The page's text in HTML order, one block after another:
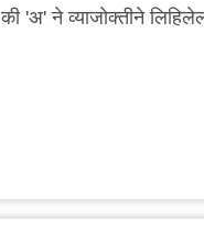
'अ' ने व्याजोक्तीने